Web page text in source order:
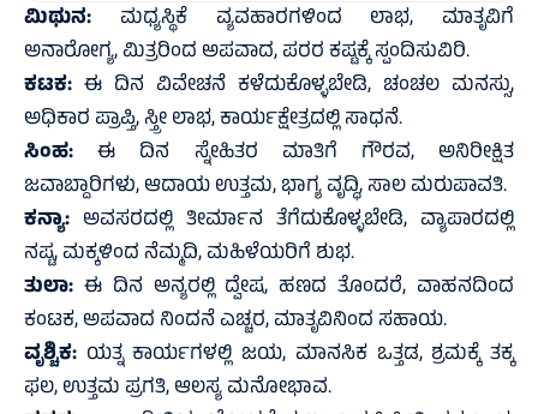
ಮಿಥುನ: ಮಧ್ಯಸ್ಥಿಕೆ ವ್ಯವಹಾರಗಳಿಂದ ಲಾಭ, ಮಾತೃವಿಗೆ
ಅನಾರೋಗ್ಯ, ಮಿತ್ರರಿಂದ ಅಪವಾದ, ಪರರ ಕಷ್ಟಕ್ಕೆ ಸ್ಪಂದಿಸುವಿರಿ.
ಕಟಕ: ಈ ದಿನ ವಿವೇಚನೆ ಕಳೆದುಕೊಳ್ಳಬೇಡಿ, ಚಂಚಲ ಮನಸ್ಸು,
ಅಧಿಕಾರ ಪ್ರಾಪ್ತಿ, ಸ್ತ್ರೀ ಲಾಭ, ಕಾರ್ಯಕ್ಷೇತ್ರದಲ್ಲಿ ಸಾಧನೆ.
ಸಿಂಹ: ಈ ದಿನ ಸ್ನೇಹಿತರ ಮಾತಿಗೆ ಗೌರವ, ಅನಿರೀಕ್ಷಿತ
ಜವಾಬ್ದಾರಿಗಳು, ಆದಾಯ ಉತ್ತಮ, ಭಾಗ್ಯ ವೃದ್ಧಿ, ಸಾಲ ಮರುಪಾವತಿ.
ಕನ್ಯಾ: ಅವಸರದಲ್ಲಿ ತೀರ್ಮಾನ ತೆಗೆದುಕೊಳ್ಳಬೇಡಿ, ವ್ಯಾಪಾರದಲ್ಲಿ
ನಷ್ಟ, ಮಕ್ಕಳಿಂದ ನೆಮ್ಮದಿ, ಮಹಿಳೆಯರಿಗೆ ಶುಭ.
ತುಲಾ: ಈ ದಿನ ಅನ್ಯರಲ್ಲಿ ದ್ವೇಷ, ಹಣದ ತೊಂದರೆ, ವಾಹನದಿಂದ
ಕಂಟಕ, ಅಪವಾದ ನಿಂದನೆ ಎಚ್ಚರ, ಮಾತೃವಿನಿಂದ ಸಹಾಯ.
ವೃಶ್ಚಿಕ: ಯತ್ನ ಕಾರ್ಯಗಳಲ್ಲಿ ಜಯ, ಮಾನಸಿಕ ಒತ್ತಡ, ಶ್ರಮಕ್ಕೆ ತಕ್ಕ
ಫಲ, ಉತ್ತಮ ಪ್ರಗತಿ, ಆಲಸ್ಯ ಮನೋಭಾವ.